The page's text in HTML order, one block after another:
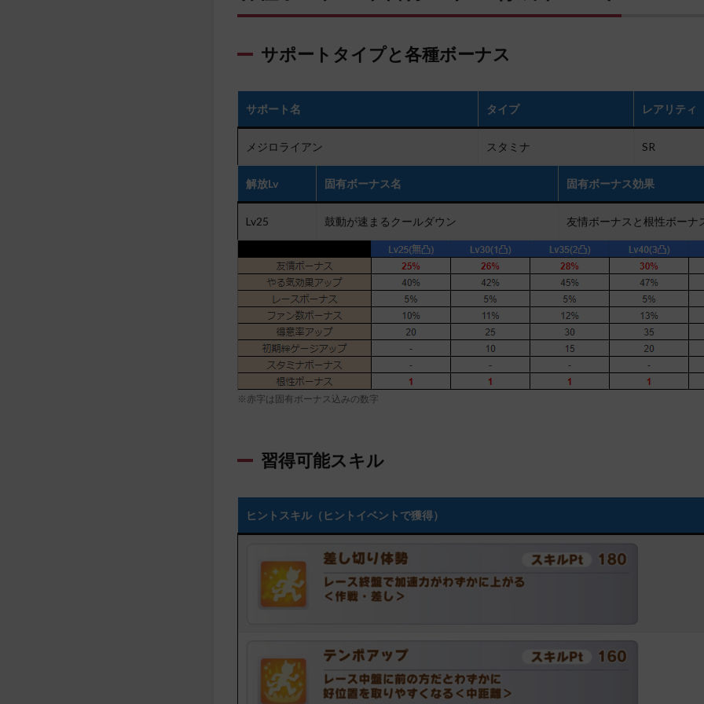
サポートタイプと各種ボーナス
サポート名 タイプ レアリティ
メジロライアン スタミナ SR
解放Lv 固有ボーナス名 固有ボーナス効果
Lv25 鼓動が速まるクールダウン 友情ボーナスと根性ボーナ
※赤字は固有ボーナス込みの数字
習得可能スキル
ヒントスキル（ヒントイベントで獲得）